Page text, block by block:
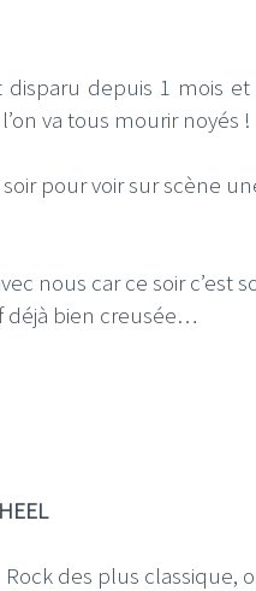
depuis 1 mois
va tous mourir noyés !
soir pour voir sur scène
nous car ce soir c’est
déjà bien creusée…
des plus classique,